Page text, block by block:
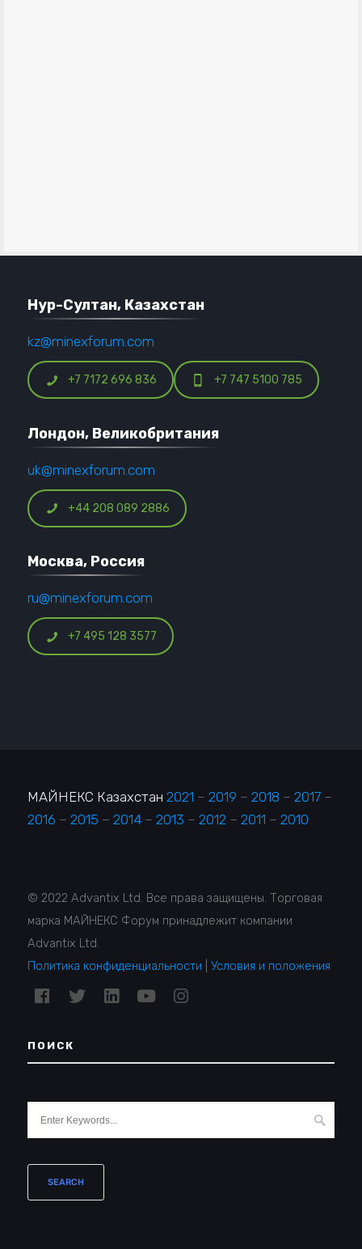
Нур-Султан, Казахстан
kz@minexforum.com
+7 7172 696 836 +7 747 5100 785
Лондон, Великобритания
uk@minexforum.com
+44 208 089 2886
Москва, Россия
ru@minexforum.com
+7 495 128 3577
МАЙНЕКС Казахстан2021 – 2019 – 2018 – 2017 –
2016 – 2015 – 2014 – 2013 – 2012 – 2011 – 2010
© 2022 Advantix Ltd. Все права защищены. Торговая
марка МАЙНЕКС Форум принадлежит компании
Advantix Ltd.
Политика конфиденциальности |Условия и положения
ПОИСК